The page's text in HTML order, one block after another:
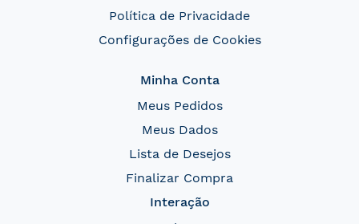
Política de Privacidade
Configurações de Cookies
Minha Conta
Meus Pedidos
Meus Dados
Lista de Desejos
Finalizar Compra
Interação